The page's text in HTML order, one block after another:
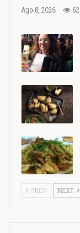
Ago 8, 2026 62
PREV NEXT